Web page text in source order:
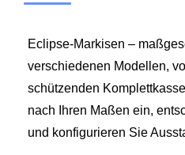
Eclipse-Markisen –
verschiedenen Modellen,
schützenden
nach Ihren Maßen ein,
und konfigurieren Sie